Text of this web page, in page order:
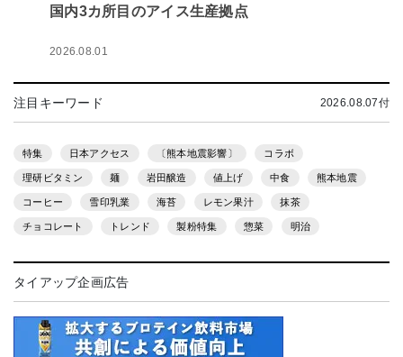
国内3カ所目のアイス生産拠点
2026.08.01
注目キーワード 2026.08.07付
特集 日本アクセス 〔熊本地震影響〕 コラボ
理研ビタミン 麺 岩田醸造 値上げ 中食 熊本地震
コーヒー 雪印乳業 海苔 レモン果汁 抹茶
チョコレート トレンド 製粉特集 惣菜 明治
タイアップ企画広告